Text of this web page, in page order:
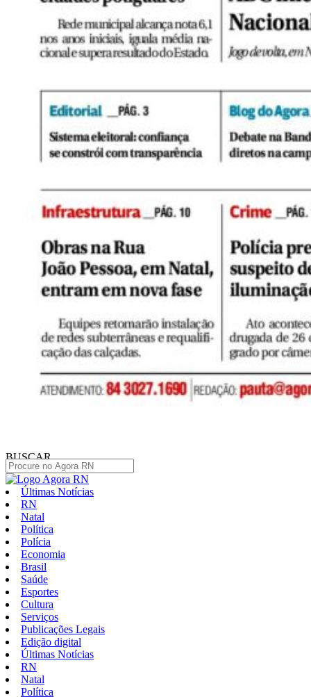
BUSCAR
Últimas Notícias
RN
Natal
Política
Polícia
Economia
Brasil
Saúde
Esportes
Cultura
Serviços
Publicações Legais
Edição digital
Últimas Notícias
RN
Natal
Política